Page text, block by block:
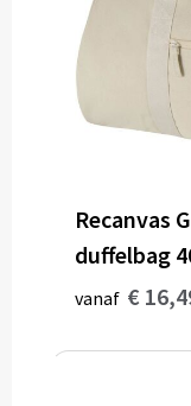
Recanvas
duffelbag
vanaf €